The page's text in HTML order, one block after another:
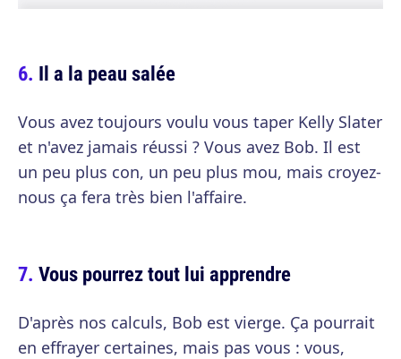
Il a la peau salée
Vous avez toujours voulu vous taper Kelly Slater
et n'avez jamais réussi ? Vous avez Bob. Il est
un peu plus con, un peu plus mou, mais croyez-
nous ça fera très bien l'affaire.
Vous pourrez tout lui apprendre
D'après nos calculs, Bob est vierge. Ça pourrait
en effrayer certaines, mais pas vous : vous,